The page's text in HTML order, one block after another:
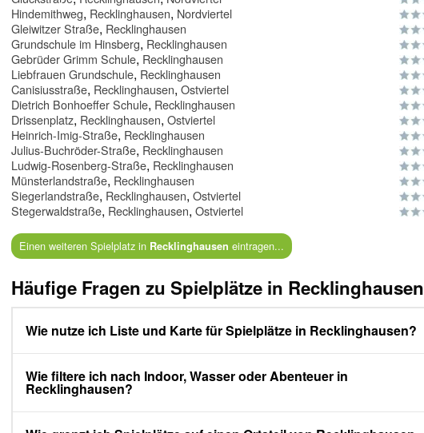
Hindemithweg, Recklinghausen, Nordviertel
Gleiwitzer Straße, Recklinghausen
Grundschule im Hinsberg, Recklinghausen
Gebrüder Grimm Schule, Recklinghausen
Liebfrauen Grundschule, Recklinghausen
Canisiusstraße, Recklinghausen, Ostviertel
Dietrich Bonhoeffer Schule, Recklinghausen
Drissenplatz, Recklinghausen, Ostviertel
Heinrich-Imig-Straße, Recklinghausen
Julius-Buchröder-Straße, Recklinghausen
Ludwig-Rosenberg-Straße, Recklinghausen
Münsterlandstraße, Recklinghausen
Siegerlandstraße, Recklinghausen, Ostviertel
Stegerwaldstraße, Recklinghausen, Ostviertel
Einen weiteren Spielplatz in Recklinghausen eintragen...
Häufige Fragen zu Spielplätze in Recklinghausen
Wie nutze ich Liste und Karte für Spielplätze in Recklinghausen?
Wie filtere ich nach Indoor, Wasser oder Abenteuer in
Recklinghausen?